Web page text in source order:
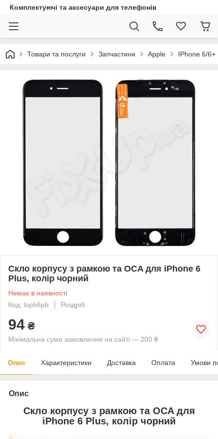
Комплектуючі та аксесуари для телефонів
Товари та послуги Запчастини Apple IPhone 6/6+
Скло корпусу з рамкою та OCA для iPhone 6
Plus, колір чорний
Немає в наявності
Код: loph6pb
Роздріб
94 ₴
Мінімальна сума замовлення на сайті — 200 ₴
Опис Характеристики Доставка Оплата Умови
Опис
Скло корпусу з рамкою та OCA для
iPhone 6 Plus, колір чорний